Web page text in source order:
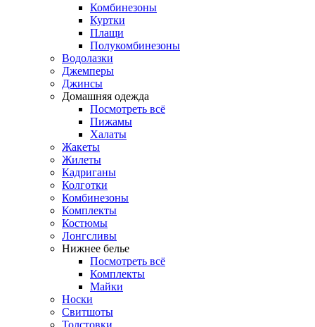
Комбинезоны
Куртки
Плащи
Полукомбинезоны
Водолазки
Джемперы
Джинсы
Домашняя одежда
Посмотреть всё
Пижамы
Халаты
Жакеты
Жилеты
Кадриганы
Колготки
Комбинезоны
Комплекты
Костюмы
Лонгсливы
Нижнее белье
Посмотреть всё
Комплекты
Майки
Носки
Свитшоты
Толстовки